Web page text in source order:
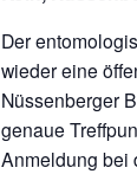
Der
wieder eine
Nüssenberger
genaue
Anmeldung bei